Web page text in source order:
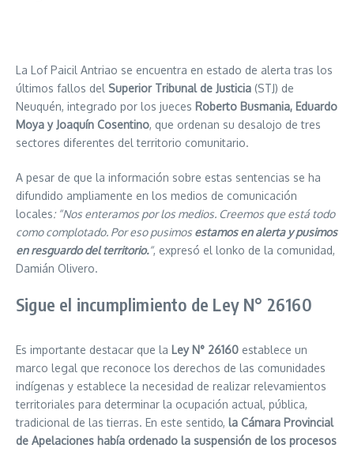
La Lof Paicil Antriao se encuentra en estado de alerta tras los
últimos fallos del Superior Tribunal de Justicia (STJ) de
Neuquén, integrado por los jueces Roberto Busmania, Eduardo
Moya y Joaquín Cosentino, que ordenan su desalojo de tres
sectores diferentes del territorio comunitario.
A pesar de que la información sobre estas sentencias se ha
difundido ampliamente en los medios de comunicación
locales: “Nos enteramos por los medios. Creemos que está todo
como complotado. Por eso pusimos estamos en alerta y pusimos
en resguardo del territorio.“, expresó el lonko de la comunidad,
Damián Olivero.
Sigue el incumplimiento de Ley N° 26160
Es importante destacar que la Ley N° 26160 establece un
marco legal que reconoce los derechos de las comunidades
indígenas y establece la necesidad de realizar relevamientos
territoriales para determinar la ocupación actual, pública,
tradicional de las tierras. En este sentido, la Cámara Provincial
de Apelaciones había ordenado la suspensión de los procesos